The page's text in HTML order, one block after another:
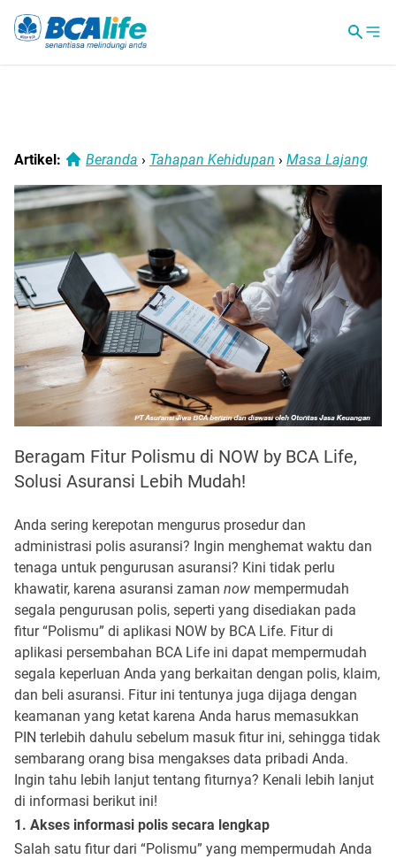
Artikel: Beranda › Tahapan Kehidupan › Masa Lajang
Beragam Fitur Polismu di NOW by BCA Life,
Solusi Asuransi Lebih Mudah!
Anda sering kerepotan mengurus prosedur dan
administrasi polis asuransi? Ingin menghemat waktu dan
tenaga untuk pengurusan asuransi? Kini tidak perlu
khawatir, karena asuransi zaman now mempermudah
segala pengurusan polis, seperti yang disediakan pada
fitur “Polismu” di aplikasi NOW by BCA Life. Fitur di
aplikasi persembahan BCA Life ini dapat mempermudah
segala keperluan Anda yang berkaitan dengan polis, klaim,
dan beli asuransi. Fitur ini tentunya juga dijaga dengan
keamanan yang ketat karena Anda harus memasukkan
PIN terlebih dahulu sebelum masuk fitur ini, sehingga tidak
sembarang orang bisa mengakses data pribadi Anda.
Ingin tahu lebih lanjut tentang fiturnya? Kenali lebih lanjut
di informasi berikut ini!
1. Akses informasi polis secara lengkap
Salah satu fitur dari “Polismu” yang mempermudah Anda